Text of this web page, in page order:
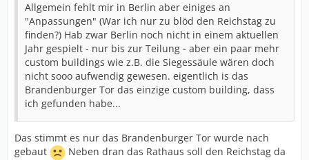
Allgemein fehlt mir in Berlin aber einiges an
"Anpassungen" (War ich nur zu blöd den Reichstag zu
finden?) Hab zwar Berlin noch nicht in einem aktuellen
Jahr gespielt - nur bis zur Teilung - aber ein paar mehr
custom buildings wie z.B. die Siegessäule wären doch
nicht sooo aufwendig gewesen. eigentlich is das
Brandenburger Tor das einzige custom building, dass
ich gefunden habe...
Das stimmt es nur das Brandenburger Tor wurde nach
gebaut
Neben dran das Rathaus soll den Reichstag da